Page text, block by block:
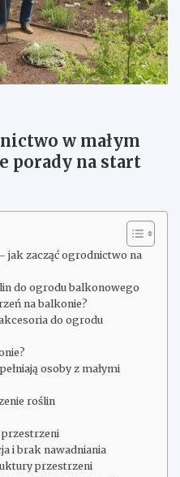
w małym
porady na start
jak zacząć ogrodnictwo na
do ogrodu balkonowego
na balkonie?
do ogrodu
osoby z małymi
roślin
przestrzeni
i brak nawadniania
przestrzeni